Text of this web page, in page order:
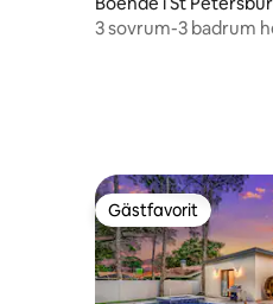
3 sovrum-3 badrum
Gästfavorit
Gästfavorit